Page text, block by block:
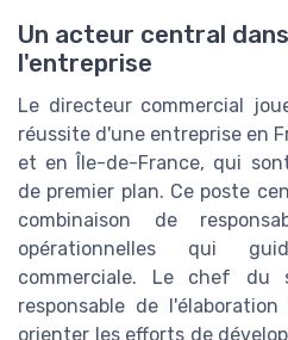
Un acteur central
l'entreprise
Le directeur commercial
réussite d'une entreprise en
et en Île-de-France, qui
de premier plan. Ce poste
combinaison de
opérationnelles qui
commerciale. Le chef du
responsable de
orienter les efforts de